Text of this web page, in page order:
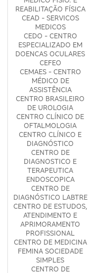
REABILITAÇÃO FÍSICA
CEAD - SERVICOS
MEDICOS
CEDO - CENTRO
ESPECIALIZADO EM
DOENCAS OCULARES
CEFEO
CEMAES - CENTRO
MÉDICO DE
ASSISTÊNCIA
CENTRO BRASILEIRO
DE UROLOGIA
CENTRO CLÍNICO DE
OFTALMOLOGIA
CENTRO CLÍNICO E
DIAGNÓSTICO
CENTRO DE
DIAGNOSTICO E
TERAPEUTICA
ENDOSCOPICA
CENTRO DE
DIAGNÓSTICO LABTRE
CENTRO DE ESTUDOS,
ATENDIMENTO E
APRIMORAMENTO
PROFISSIONAL
CENTRO DE MEDICINA
FEMINA SOCIEDADE
SIMPLES
CENTRO DE